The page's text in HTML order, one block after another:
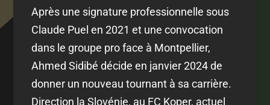
Après une signature professionnelle sous
Claude Puel en 2021 et une convocation
dans le groupe pro face à Montpellier,
Ahmed Sidibé décide en janvier 2024 de
donner un nouveau tournant à sa carrière.
Direction la Slovénie, au FC Koper, actuel